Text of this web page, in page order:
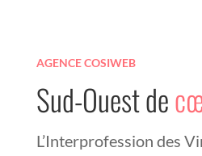
AGENCE COSIWEB
Sud-Ouest de
L’Interprofession des